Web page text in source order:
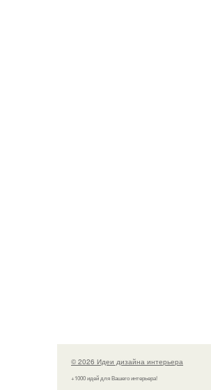
© 2026 Идеи дизайна интерьера
+1000 идей для Вашего интерьера!